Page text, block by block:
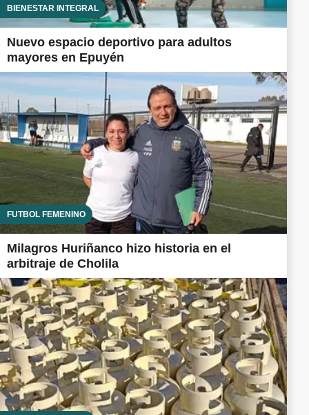
BIENESTAR INTEGRAL
Nuevo espacio deportivo para adultos
mayores en Epuyén
FUTBOL FEMENINO
Milagros Huriñanco hizo historia en el
arbitraje de Cholila